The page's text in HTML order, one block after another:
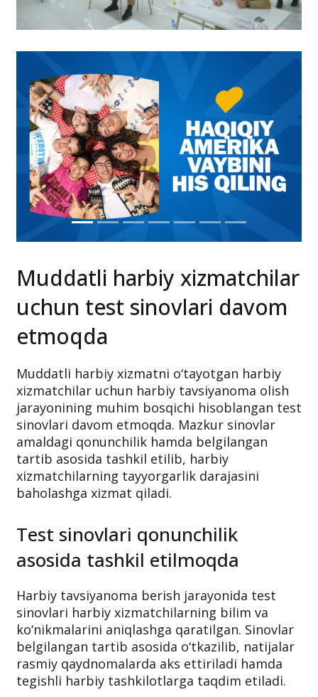
Muddatli harbiy xizmatchilar
uchun test sinovlari davom
etmoqda
Muddatli harbiy xizmatni o‘tayotgan harbiy
xizmatchilar uchun harbiy tavsiyanoma olish
jarayonining muhim bosqichi hisoblangan test
sinovlari davom etmoqda. Mazkur sinovlar
amaldagi qonunchilik hamda belgilangan
tartib asosida tashkil etilib, harbiy
xizmatchilarning tayyorgarlik darajasini
baholashga xizmat qiladi.
Test sinovlari qonunchilik
asosida tashkil etilmoqda
Harbiy tavsiyanoma berish jarayonida test
sinovlari harbiy xizmatchilarning bilim va
ko‘nikmalarini aniqlashga qaratilgan. Sinovlar
belgilangan tartib asosida o‘tkazilib, natijalar
rasmiy qaydnomalarda aks ettiriladi hamda
tegishli harbiy tashkilotlarga taqdim etiladi.